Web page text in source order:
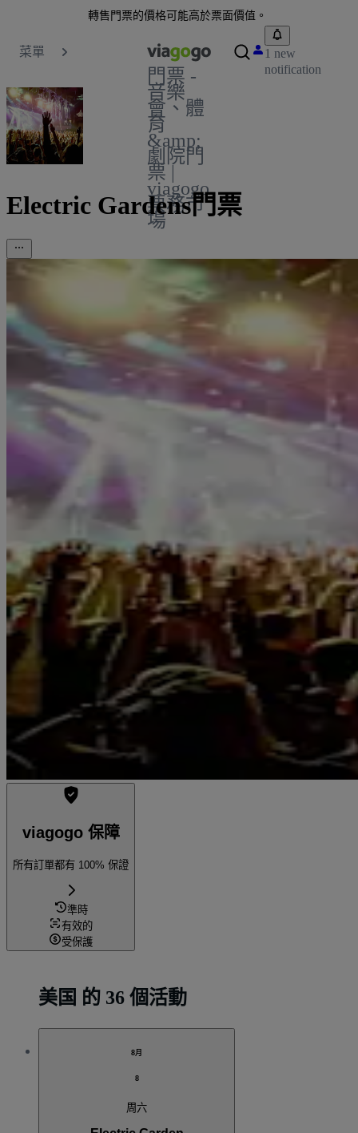
轉售門票的價格可能高於票面價值。
菜單
門票 -
音樂
會、體
育
&amp;
劇院門
票 |
viagogo
票務市
場
1 new
notification
Electric Gardens門票
viagogo 保障
所有訂單都有 100% 保證
準時
有效的
受保護
美国 的 36 個活動
8月
8
周六